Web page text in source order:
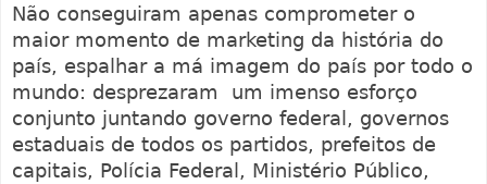
Não conseguiram apenas comprometer o
maior momento de marketing da história do
país, espalhar a má imagem do país por todo o
mundo: desprezaram um imenso esforço
conjunto juntando governo federal, governos
estaduais de todos os partidos, prefeitos de
capitais, Polícia Federal, Ministério Público,